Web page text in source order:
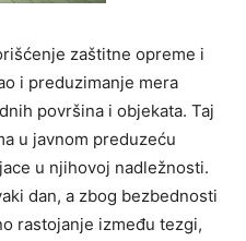
zaštitne opreme i
i preduzimanje mera
površina i objekata. Taj
u javnom preduzeću
u njihovoj nadležnosti.
dan, a zbog bezbednosti
rastojanje između tezgi,